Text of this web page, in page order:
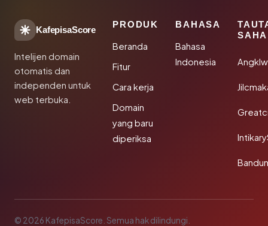
KafepisaScore
Intelijen domain
otomatis dan
independen untuk
web terbuka.
PRODUK
Beranda
Fitur
Cara kerja
Domain
yang baru
diperiksa
BAHASA
Bahasa
Indonesia
© 2026 KafepisaScore. Semua hak dilindungi.